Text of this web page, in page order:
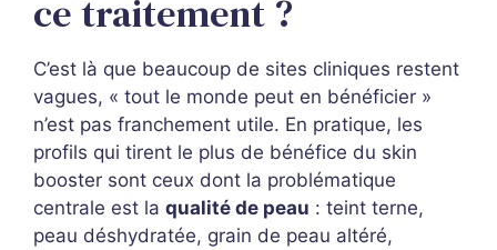
ce traitement ?
C’est là que beaucoup de sites cliniques restent
vagues, « tout le monde peut en bénéficier »
n’est pas franchement utile. En pratique, les
profils qui tirent le plus de bénéfice du skin
booster sont ceux dont la problématique
centrale est la qualité de peau : teint terne,
peau déshydratée, grain de peau altéré,